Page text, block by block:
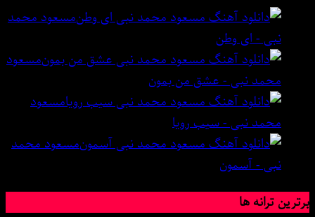
مسعود محمد
نبی - ای وطن
مسعود
محمد نبی - عشق من بمون
مسعود
محمد نبی - سیب رویا
مسعود محمد
نبی - آسمون
برترین ترانه ها